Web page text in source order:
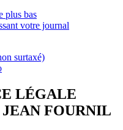
plus bas
votre journal
surtaxé)
LÉGALE
JEAN FOURNIL